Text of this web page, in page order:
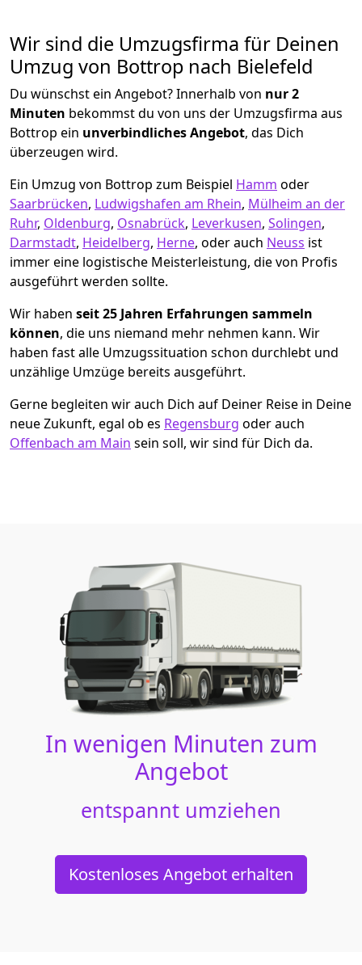
Wir sind die Umzugsfirma für Deinen
Umzug von Bottrop nach Bielefeld
Du wünschst ein Angebot? Innerhalb von nur 2
Minuten bekommst du von uns der Umzugsfirma aus
Bottrop ein unverbindliches Angebot, das Dich
überzeugen wird.
Ein Umzug von Bottrop zum Beispiel Hamm oder
Saarbrücken, Ludwigshafen am Rhein, Mülheim an der
Ruhr, Oldenburg, Osnabrück, Leverkusen, Solingen,
Darmstadt, Heidelberg, Herne, oder auch Neuss ist
immer eine logistische Meisterleistung, die von Profis
ausgeführt werden sollte.
Wir haben seit25 Jahren Erfahrungen sammeln
können, die uns niemand mehr nehmen kann. Wir
haben fast alle Umzugssituation schon durchlebt und
unzählige Umzüge bereits ausgeführt.
Gerne begleiten wir auch Dich auf Deiner Reise in Deine
neue Zukunft, egal ob es Regensburg oder auch
Offenbach am Main sein soll, wir sind für Dich da.
In wenigen Minuten zum
Angebot
entspannt umziehen
Kostenloses Angebot erhalten